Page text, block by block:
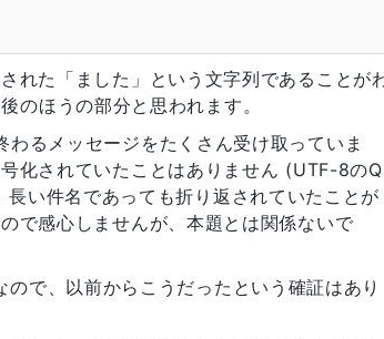
れた「ました」という文字列であることが
のほうの部分と思われます。
るメッセージをたくさん受け取っていま
化されていたことはありません (UTF-8のQ
い件名であっても折り返されていたことが
で感心しませんが、本題とは関係ないで
で、以前からこうだったという確証はあり